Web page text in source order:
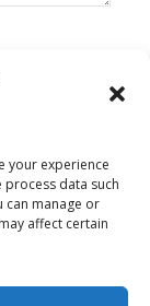
your experience
process data such
can manage or
affect certain
.
WordPress